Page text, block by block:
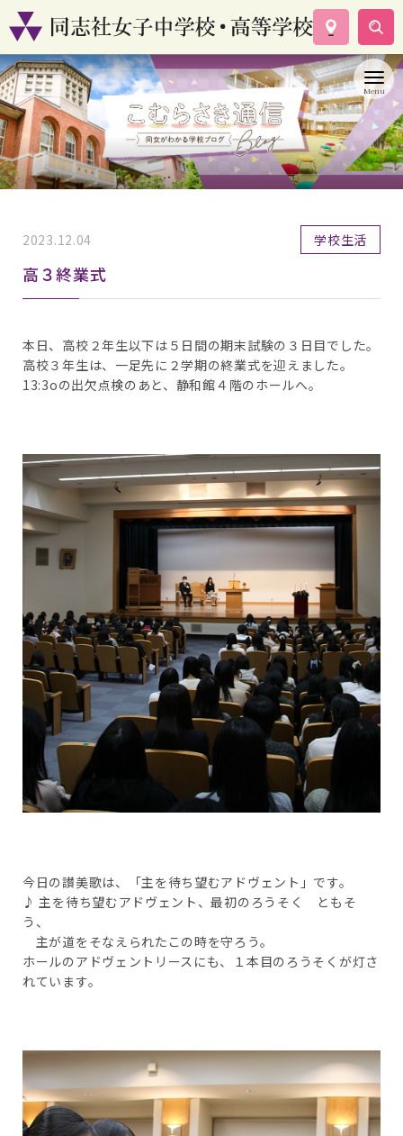
学校案内
コース紹介
学校生活
入試情報
資料請求
2023.12.04 学校生活
高３終業式
本日、高校２年生以下は５日間の期末試験の３日目でした。
高校３年生は、一足先に２学期の終業式を迎えました。
13:3oの出欠点検のあと、静和館４階のホールへ。
今日の讃美歌は、「主を待ち望むアドヴェント」です。
♪ 主を待ち望むアドヴェント、最初のろうそく ともそ
う、
主が道をそなえられたこの時を守ろう。
ホールのアドヴェントリースにも、１本目のろうそくが灯さ
れています。